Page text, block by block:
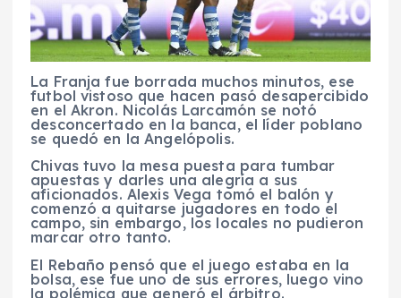
La Franja fue borrada muchos minutos, ese
futbol vistoso que hacen pasó desapercibido
en el Akron. Nicolás Larcamón se notó
desconcertado en la banca, el líder poblano
se quedó en la Angelópolis.
Chivas tuvo la mesa puesta para tumbar
apuestas y darles una alegría a sus
aficionados. Alexis Vega tomó el balón y
comenzó a quitarse jugadores en todo el
campo, sin embargo, los locales no pudieron
marcar otro tanto.
El Rebaño pensó que el juego estaba en la
bolsa, ese fue uno de sus errores, luego vino
la polémica que generó el árbitro.